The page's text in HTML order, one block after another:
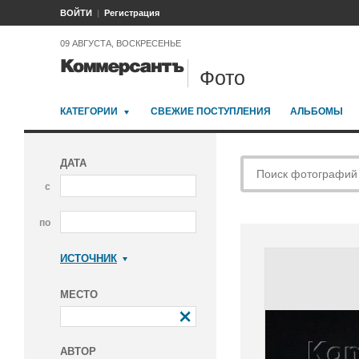
ВОЙТИ Регистрация
09 АВГУСТА, ВОСКРЕСЕНЬЕ
Фото
КАТЕГОРИИ СВЕЖИЕ ПОСТУПЛЕНИЯ АЛЬБОМЫ
ДАТА
с
по
ИСТОЧНИК
МЕСТО
АВТОР